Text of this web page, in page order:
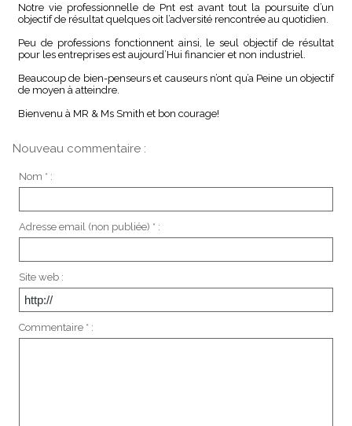
Notre vie professionnelle de Pnt est avant tout la poursuite d’un
objectif de résultat quelques oit l’adversité rencontrée au quotidien.
Peu de professions fonctionnent ainsi, le seul objectif de résultat
pour les entreprises est aujourd’Hui financier et non industriel.
Beaucoup de bien-penseurs et causeurs n’ont qu’a Peine un objectif
de moyen à atteindre.
Bienvenu à MR & Ms Smith et bon courage!
Nouveau commentaire :
Nom * :
Adresse email (non publiée) * :
Site web :
Commentaire * :